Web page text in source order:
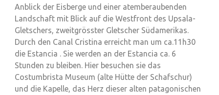
Anblick der Eisberge und einer atemberaubenden
Landschaft mit Blick auf die Westfront des Upsala-
Gletschers, zweitgrösster Gletscher Südamerikas.
Durch den Canal Cristina erreicht man um ca.11h30
die Estancia . Sie werden an der Estancia ca. 6
Stunden zu bleiben. Hier besuchen sie das
Costumbrista Museum (alte Hütte der Schafschur)
und die Kapelle, das Herz dieser alten patagonischen